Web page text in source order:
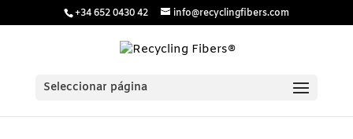
/* Estilos para menú plegable móvil Divi *//* JS para menú
+34 652 0430 42 info@recyclingfibers.com
Seleccionar página